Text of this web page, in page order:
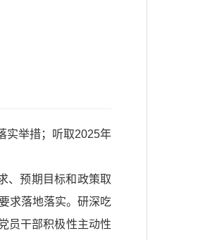
实举措；听取2025年
、预期目标和政策取
求落地落实。研深吃
员干部积极性主动性